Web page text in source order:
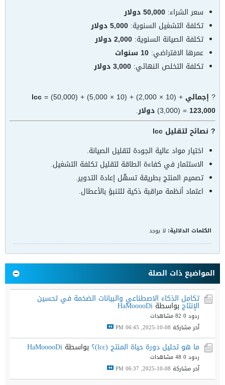
سعر الشراء: 50,000 دولار
تكلفة التشغيل السنوية: 5,000 دولار
تكلفة الصيانة السنوية: 2,000 دولار
عمرها الافتراضي: 10 سنوات
تكلفة التخلص النهائي: 3,000 دولار
? إجمالي lcc = (50,000) + (5,000 × 10) + (2,000 × 10) +
(3,000) =123,000 دولار
.
? نصائح لتقليل lcc
اختيار مواد عالية الجودة لتقليل الصيانة.
الاستثمار في كفاءة الطاقة لتقليل تكلفة التشغيل.
تصميم المنتج بطريقة تسهّل إعادة التدوير.
اعتماد أنظمة مراقبة ذكية للتنبؤ بالأعطال.
الكلمات الدلالية: لا يوجد
المواضيع ذات الصلة
تكامل الذكاء الاصطناعي والبيانات الضخمة في تحسين
الإنتاج بواسطة HaMooooDi
ردود 0
82 مشاهدات
آخر مشاركة 08-10-2025, 06:45 PM
ما هو تحليل دورة حياة المنتج (lcc)؟ بواسطة HaMooooDi
ردود 0
48 مشاهدات
آخر مشاركة 08-10-2025, 06:37 PM